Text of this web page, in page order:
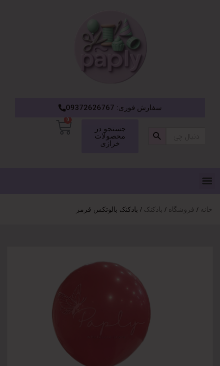
سفارش فوری: 09372626767
برای:
جستجو در
محصولات
خرازی
0
خانه فروشگاه بادکنک بادکنک بالوتکس قرمز